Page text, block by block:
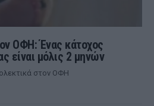
ΟΦΗ: Ένας κάτοχος
είναι μόλις 2 μηνών
στον ΟΦΗ